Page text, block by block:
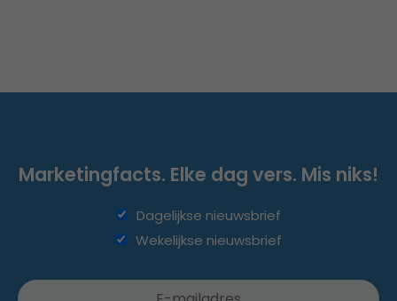
Marketingfacts. Elke dag vers. Mis niks!
Dagelijkse nieuwsbrief
Wekelijkse nieuwsbrief